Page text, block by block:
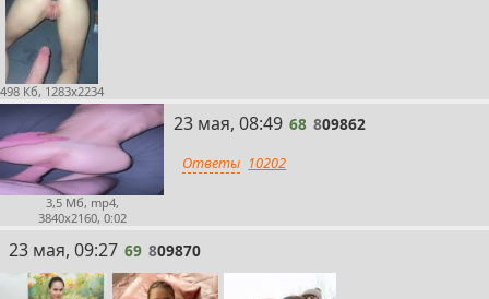
498 Кб, 1283x2234
3,5 Мб, mp4,
3840x2160, 0:02
68
23 мая, 08:49 68 809862
Ответы 10202
69
23 мая, 09:27 69 809870